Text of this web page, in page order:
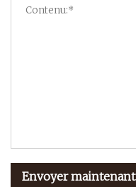
Envoyer maintenant